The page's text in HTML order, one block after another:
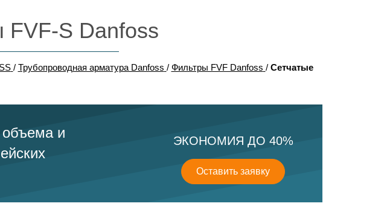
S Danfoss
/ Трубопроводная арматура Danfoss / Фильтры FVF Danfoss / Сетчатые
объема и
ЭКОНОМИЯ ДО 40%
Оставить заявку